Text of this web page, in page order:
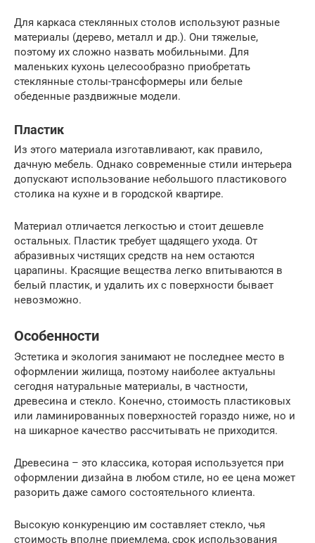
Для каркаса стеклянных столов используют разные
материалы (дерево, металл и др.). Они тяжелые,
поэтому их сложно назвать мобильными. Для
маленьких кухонь целесообразно приобретать
стеклянные столы-трансформеры или белые
обеденные раздвижные модели.
Пластик
Из этого материала изготавливают, как правило,
дачную мебель. Однако современные стили интерьера
допускают использование небольшого пластикового
столика на кухне и в городской квартире.
Материал отличается легкостью и стоит дешевле
остальных. Пластик требует щадящего ухода. От
абразивных чистящих средств на нем остаются
царапины. Красящие вещества легко впитываются в
белый пластик, и удалить их с поверхности бывает
невозможно.
Особенности
Эстетика и экология занимают не последнее место в
оформлении жилища, поэтому наиболее актуальны
сегодня натуральные материалы, в частности,
древесина и стекло. Конечно, стоимость пластиковых
или ламинированных поверхностей гораздо ниже, но и
на шикарное качество рассчитывать не приходится.
Древесина – это классика, которая используется при
оформлении дизайна в любом стиле, но ее цена может
разорить даже самого состоятельного клиента.
Высокую конкуренцию им составляет стекло, чья
стоимость вполне приемлема, срок использования